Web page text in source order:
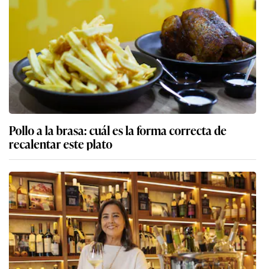
Pollo a la brasa: cuál es la forma correcta de
recalentar este plato